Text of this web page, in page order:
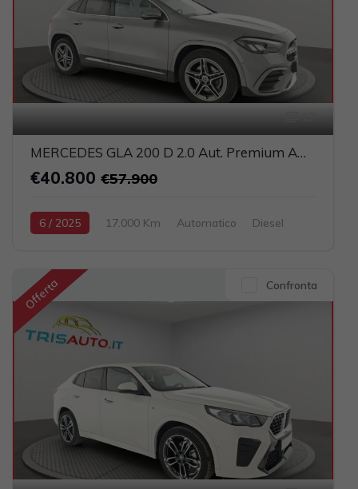
MERCEDES GLA 200 D 2.0 Aut. Premium AMG (FULL LED+PELLE)
€40.800 €57.900
6 / 2025 17.000 Km Automatico
Diesel
Offerta Confronta